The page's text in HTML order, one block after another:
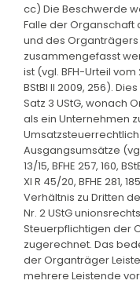
cc) Die Beschwerde
Falle der Organschaft
und des
zusammengefasst
ist (vgl. BFH-Urteil vom
BStBl II 2009, 256).
Satz 3 UStG, wonach
als ein Unternehmen
Ausgangsumsätze
13/15, BFHE 257, 160,
XI R 45/20, BFHE 281,
Verhältnis zu Dritten
Nr. 2 UStG
Steuerpflichtigen der
zugerechnet. Das
der Organträger
mehrere Leistende